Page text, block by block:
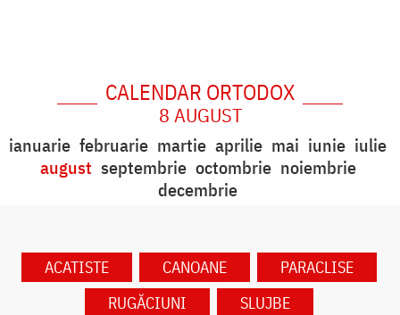
CALENDAR ORTODOX
8 AUGUST
ianuarie februarie martie aprilie mai iunie iulie
august septembrie octombrie noiembrie
decembrie
ACATISTE CANOANE
PARACLISE
RUGĂCIUNI
SLUJBE